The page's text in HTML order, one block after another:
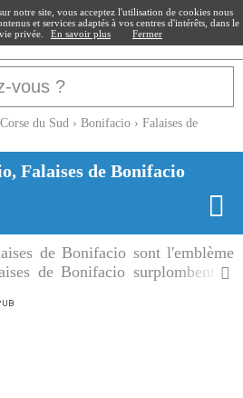
Corse du Sud › Bonifacio › Falaises de
Falaises de Bonifacio
de Bonifacio sont l'emblème
de Bonifacio surplombent la
notre site, vous acceptez l'utilisation de cookies nous
et services adaptés à vos centres d'intérêts, dans le
privée.
En savoir plus Fermer